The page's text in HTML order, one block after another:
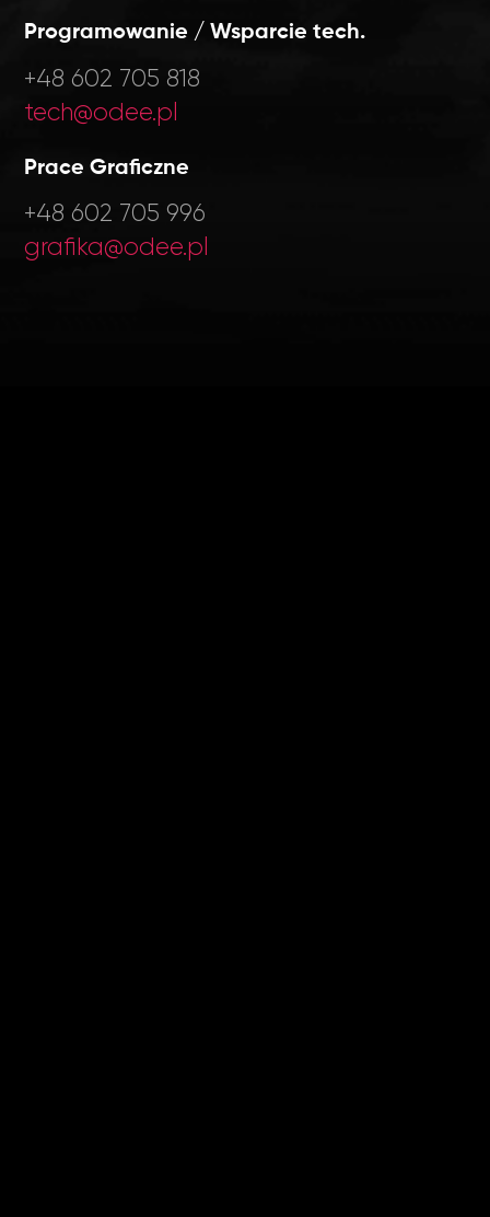
Programowanie / Wsparcie tech.
+48 602 705 818
tech@odee.pl
Prace Graficzne
+48 602 705 996
grafika@odee.pl